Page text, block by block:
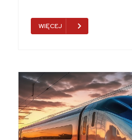
WIĘCEJ